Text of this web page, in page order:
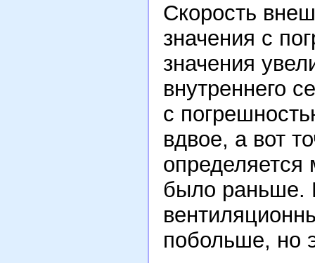
Скорость
значения с
значения
внутреннего
с
вдвое, а вот
было раньше.
побольше, но